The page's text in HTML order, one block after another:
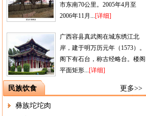
市东南70公里。2005年4月至
2006年11月...[详细]
广西容县真武阁在城东绣江北
岸，建于明万历元年（1573）。
阁下有石台，称古经略台。楼阁
平面矩形...[详细]
更多>>
民族饮食
彝族坨坨肉